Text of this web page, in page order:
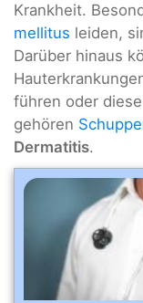
Krankheit.
mellitus leiden,
Darüber hinaus
führen oder
gehören
Dermatitis.